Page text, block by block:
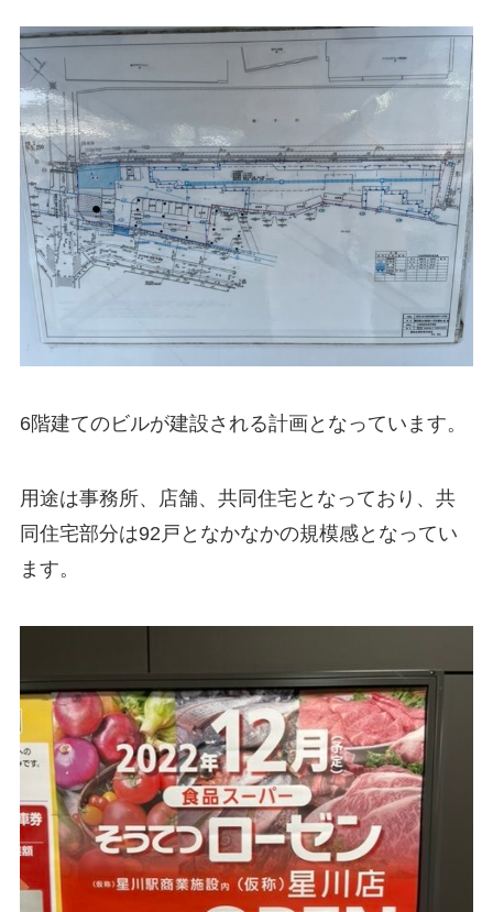
6階建てのビルが建設される計画となっています。
用途は事務所、店舗、共同住宅となっており、共
同住宅部分は92戸 となかなかの規模感となってい
ます。